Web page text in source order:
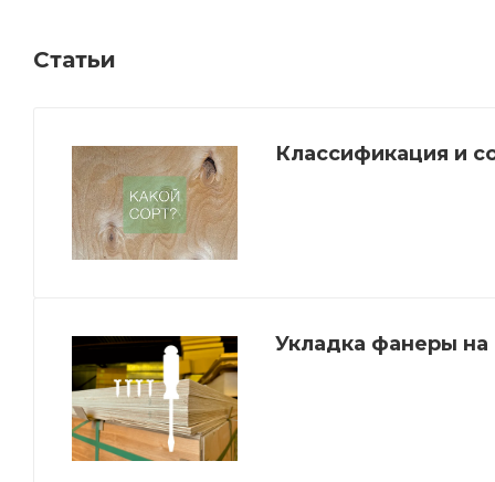
Статьи
Классификация и
Укладка фанеры на